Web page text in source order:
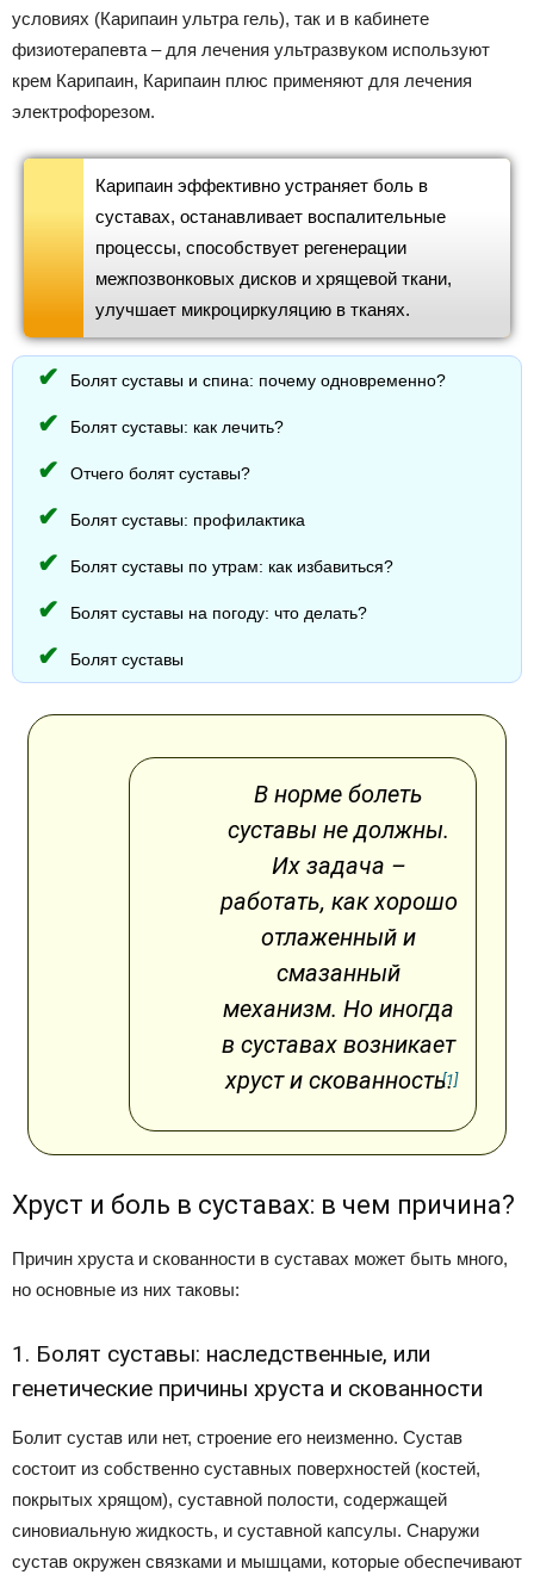
условиях (Карипаин ультра гель), так и в кабинете
физиотерапевта – для лечения ультразвуком используют
крем Карипаин, Карипаин плюс применяют для лечения
электрофорезом.
Карипаин эффективно устраняет боль в
суставах, останавливает воспалительные
процессы, способствует регенерации
межпозвонковых дисков и хрящевой ткани,
улучшает микроциркуляцию в тканях.
Болят суставы и спина: почему одновременно?
Болят суставы: как лечить?
Отчего болят суставы?
Болят суставы: профилактика
Болят суставы по утрам: как избавиться?
Болят суставы на погоду: что делать?
Болят суставы
В норме болеть
суставы не должны.
Их задача –
работать, как хорошо
отлаженный и
смазанный
механизм. Но иногда
в суставах возникает
хруст и скованность.
[1]
Хруст и боль в суставах: в чем причина?
Причин хруста и скованности в суставах может быть много,
но основные из них таковы:
1. Болят суставы: наследственные, или
генетические причины хруста и скованности
Болит сустав или нет, строение его неизменно. Сустав
состоит из собственно суставных поверхностей (костей,
покрытых хрящом), суставной полости, содержащей
синовиальную жидкость, и суставной капсулы. Снаружи
сустав окружен связками и мышцами, которые обеспечивают